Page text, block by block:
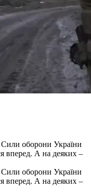
Сили оборони України
вперед. А на деяких –
Сили оборони України
вперед. А на деяких –